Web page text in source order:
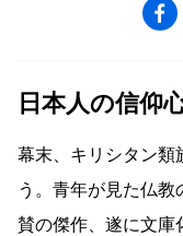
日本人の信仰
幕末、キリシタン類
う。青年が見た仏
賛の傑作、遂に文庫